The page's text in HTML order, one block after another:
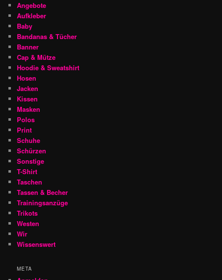
Angebote
Aufkleber
Baby
Bandanas & Tücher
Banner
Cap & Mütze
Hoodie & Sweatshirt
Hosen
Jacken
Kissen
Masken
Polos
Print
Schuhe
Schürzen
Sonstige
T-Shirt
Taschen
Tassen & Becher
Trainingsanzüge
Trikots
Westen
Wir
Wissenswert
META